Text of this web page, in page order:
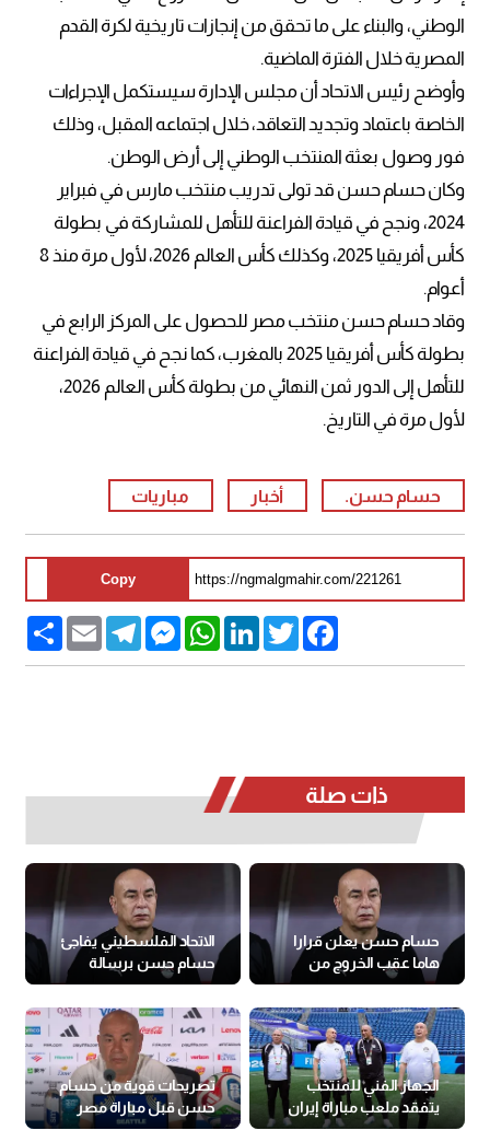
الوطني، والبناء على ما تحقق من إنجازات تاريخية لكرة القدم
المصرية خلال الفترة الماضية.
وأوضح رئيس الاتحاد أن مجلس الإدارة سيستكمل الإجراءات
الخاصة باعتماد وتجديد التعاقد، خلال اجتماعه المقبل، وذلك
فور وصول بعثة المنتخب الوطني إلى أرض الوطن.
وكان حسام حسن قد تولى تدريب منتخب مارس في فبراير
2024، ونجح في قيادة الفراعنة للتأهل للمشاركة في بطولة
كأس أفريقيا 2025، وكذلك كأس العالم 2026، لأول مرة منذ 8
أعوام.
وقاد حسام حسن منتخب مصر للحصول على المركز الرابع في
بطولة كأس أفريقيا 2025 بالمغرب، كما نجح في قيادة الفراعنة
للتأهل إلى الدور ثمن النهائي من بطولة كأس العالم 2026،
لأول مرة في التاريخ.
حسام حسن. أخبار مباريات
Copy
Share Email
TelegramMessengerWhatsAppLinkedInTwitter
Facebook
ذات صلة
حسام حسن يعلن قرارا
هاما عقب الخروج من
كأس العالم
الاتحاد الفلسطيني يفاجئ
حسام حسن برسالة
جديدة
الجهاز الفني للمنتخب
يتفقد ملعب مباراة إيران
تصريحات قوية من حسام
حسن قبل مباراة مصر
وإيران